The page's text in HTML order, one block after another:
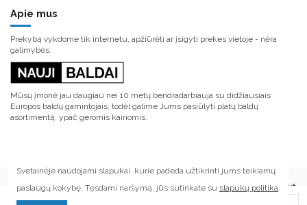
Apie mus
Prekybą vykdome tik internetu, apžiūrėti ar įsigyti prekes vietoje - nėra
galimybės.
Mūsų įmonė jau daugiau nei 10 metų bendradarbiauja su didžiausiais
Europos baldų gamintojais, todėl galime Jums pasiūlyti platų baldų
asortimentą, ypač geromis kainomis.
Svetainėje naudojami slapukai, kurie padeda užtikrinti jums teikiamų
paslaugų kokybę. Tęsdami naršymą, jūs sutinkate su slapukų politika.